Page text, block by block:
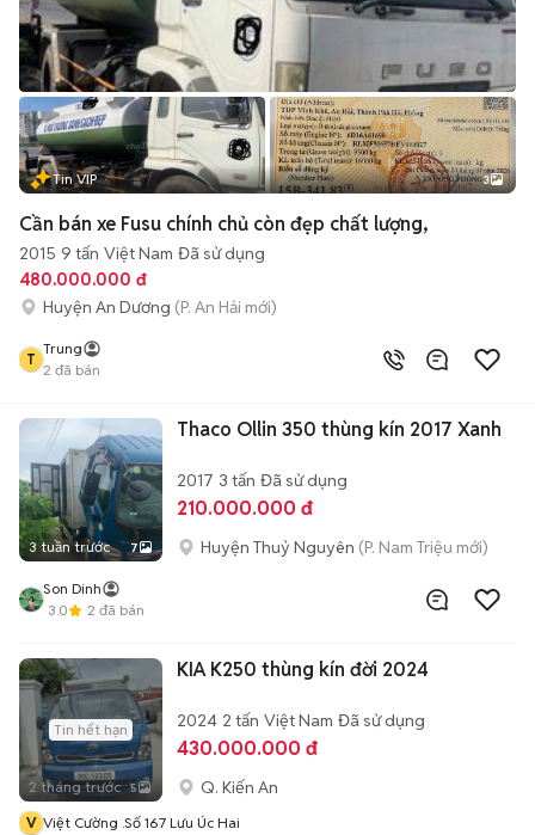
Tin VIP 3
Cần bán xe Fusu chính chủ còn đẹp chất lượng,
2015 9 tấn Việt Nam Đã sử dụng
480.000.000 đ
Huyện An Dương (P. An Hải mới)
T
Trung
2 đã bán
3 tuần trước 7
Thaco Ollin 350 thùng kín 2017 Xanh
2017 3 tấn Đã sử dụng
210.000.000 đ
Huyện Thuỷ Nguyên (P. Nam Triệu mới)
Son Dinh
3.0
2 đã bán
Tin hết hạn
2 tháng trước 5
KIA K250 thùng kín đời 2024
2024 2 tấn Việt Nam Đã sử dụng
430.000.000 đ
Q. Kiến An
V Việt Cường .số 167 Lưu Úc Hai